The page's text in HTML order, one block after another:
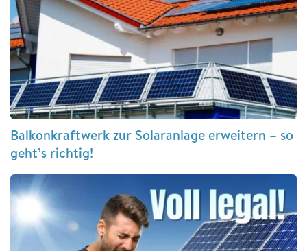
Balkonkraftwerk zur Solaranlage erweitern – so
geht’s richtig!